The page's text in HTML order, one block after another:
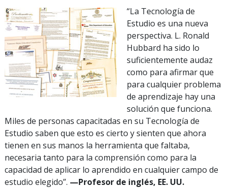
“La Tecnología de
Estudio es una nueva
perspectiva. L. Ronald
Hubbard ha sido lo
suficientemente audaz
como para afirmar que
para cualquier problema
de aprendizaje hay una
solución que funciona.
Miles de personas capacitadas en su Tecnología de
Estudio saben que esto es cierto y sienten que ahora
tienen en sus manos la herramienta que faltaba,
necesaria tanto para la comprensión como para la
capacidad de aplicar lo aprendido en cualquier campo de
estudio elegido”. —Profesor de inglés, EE. UU.